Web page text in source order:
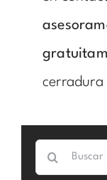
Buscar:
cerradura